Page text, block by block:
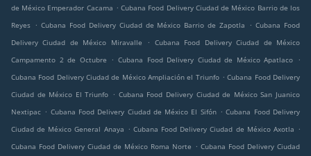
de México Emperador Cacama . Cubana Food Delivery Ciudad de México Barrio de los
Reyes . Cubana Food Delivery Ciudad de México Barrio de Zapotla . Cubana Food
Delivery Ciudad de México Miravalle
. Cubana Food Delivery Ciudad de México
Campamento 2 de Octubre
. Cubana Food Delivery Ciudad de México Apatlaco
.
Cubana Food Delivery Ciudad de México Ampliación el Triunfo . Cubana Food Delivery
Ciudad de México El Triunfo . Cubana Food Delivery Ciudad de México San Juanico
Nextipac . Cubana Food Delivery Ciudad de México El Sifón . Cubana Food Delivery
Ciudad de México General Anaya . Cubana Food Delivery Ciudad de México Axotla .
Cubana Food Delivery Ciudad de México Roma Norte . Cubana Food Delivery Ciudad